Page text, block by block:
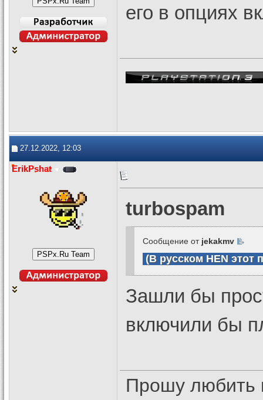
его в опциях
27.12.2022, 12:03
ErikPshat
turbospam
Сообщение от jekakmv
(В русском HEN этот
Зашли бы
включили бы
Прошу